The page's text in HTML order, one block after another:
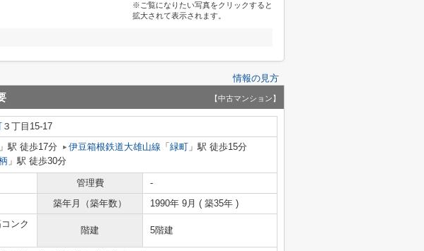
※ご覧になりたい写真をクリックすると
拡大されて表示されます。
情報の見方
【中古マンション】
３丁目15-17
」駅 徒歩17分 伊豆箱根鉄道大雄山線 「 緑町 」駅 徒歩15分
」駅 徒歩30分
管理費
-
築年月（築年数） 1990年 9月 ( 築35年 )
ンク
階建 5階建